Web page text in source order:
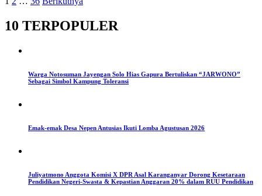
10 TERPOPULER
Warga Notosuman Jayengan Solo Hias Gapura Bertuliskan “JARWONO”
Sebagai Simbol Kampung Toleransi
Emak-emak Desa Nepen Antusias Ikuti Lomba Agustusan 2026
Juliyatmono Anggota Komisi X DPR Asal Karanganyar Dorong Kesetaraan
Pendidikan Negeri-Swasta & Kepastian Anggaran 20% dalam RUU Pendidikan